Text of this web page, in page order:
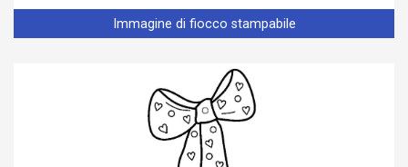
Immagine di fiocco stampabile